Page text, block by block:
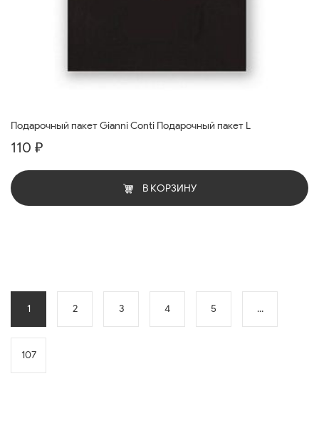
Подарочный пакет Gianni Conti Подарочный пакет L
110 ₽
В КОРЗИНУ
1 2 3 4 5 ...
107